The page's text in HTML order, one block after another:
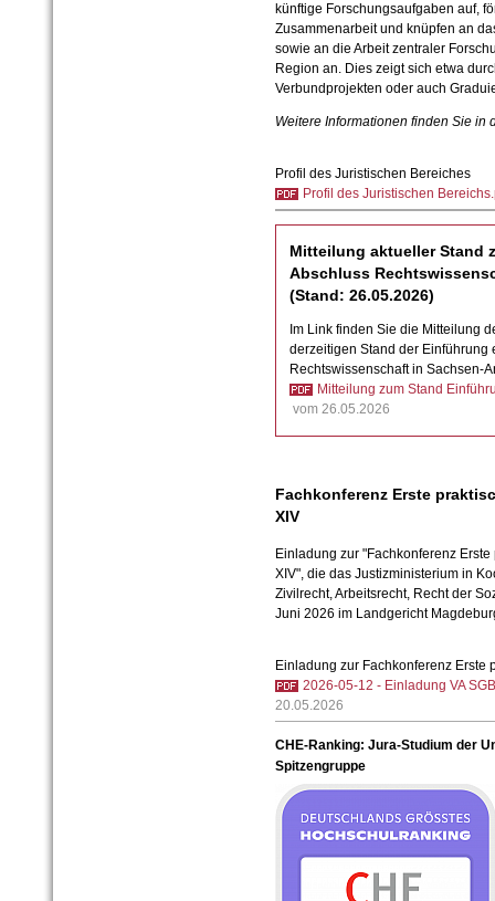
künftige Forschungsaufgaben auf,
Zusammenarbeit und knüpfen an
sowie an die Arbeit zentraler
Region an. Dies zeigt sich etwa
Verbundprojekten oder auch
Weitere Informationen finden Sie in
Profil des Juristischen Bereiches
Profil des Juristischen
Mitteilung aktueller Stand
Abschluss
(Stand: 26.05.2026)
Im Link finden Sie die Mitteilung
derzeitigen Stand der Einführung
Rechtswissenschaft in Sachsen-
Mitteilung zum Stand
vom 26.05.2026
Fachkonferenz Erste
XIV
Einladung zur "Fachkonferenz
XIV", die das Justizministerium in
Zivilrecht, Arbeitsrecht, Recht der
Juni 2026 im Landgericht
Einladung zur Fachkonferenz Erste
2026-05-12 - Einladung VA
20.05.2026
CHE-Ranking: Jura-Studium der
Spitzengruppe